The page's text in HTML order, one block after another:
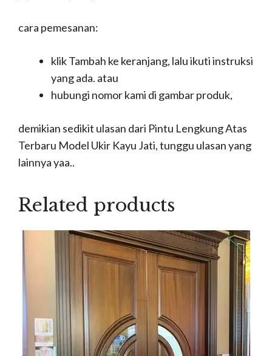
cara pemesanan:
klik Tambah ke keranjang, lalu ikuti instruksi
yang ada. atau
hubungi nomor kami di gambar produk,
demikian sedikit ulasan dari Pintu Lengkung Atas
Terbaru Model Ukir Kayu Jati, tunggu ulasan yang
lainnya yaa..
Related products